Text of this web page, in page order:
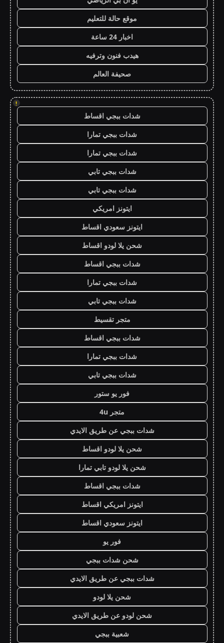
موقع حالة للتعليم
اخبار 24 ساعة
هيدب فنون وترفيه
صحيفة العالم
!
شدات ببجي اقساط
شدات ببجي تمارا
شدات ببجي تمارا
شدات ببجي تابي
شدات ببجي تابي
ايتونز امريكي
ايتونز سعودي اقساط
شحن يلا لودو اقساط
شدات ببجي اقساط
شدات ببجي تمارا
شدات ببجي تابي
متجر تقسيط
شدات ببجي اقساط
شدات ببجي تمارا
شدات ببجي تابي
فور يو ستور
متجر 4u
شدات ببجي عن طريق الايدي
شحن يلا لودو اقساط
شحن يلا لودو تابي تمارا
شدات ببجي اقساط
ايتونز امريكي اقساط
ايتونز سعودي اقساط
فور يو
شحن شدات ببجي
شدات ببجي عن طريق الايدي
شحن يلا لودو
شحن لودو عن طريق الايدي
شعبية ببجي